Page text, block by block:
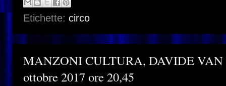
Etichette: circo
MANZONI CULTURA, DAVIDE VAN
ottobre 2017 ore 20,45